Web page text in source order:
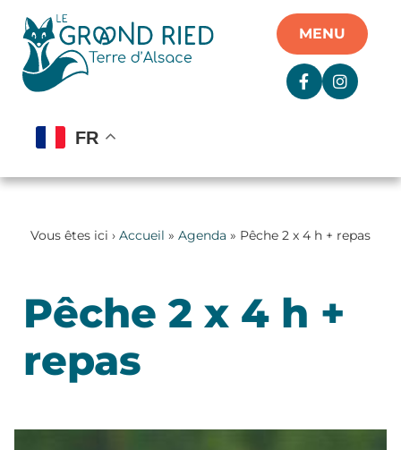
MENU
FR
Vous êtes ici › Accueil » Agenda » Pêche 2 x 4 h + repas
Pêche 2 x 4 h +
repas
Panneau de gestion des cookies